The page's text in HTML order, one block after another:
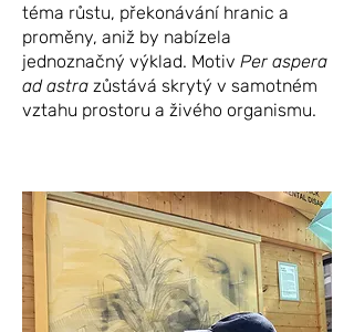
téma růstu, překonávání hranic a
proměny, aniž by nabízela
jednoznačný výklad. Motiv Per aspera
ad astra zůstává skrytý v samotném
vztahu prostoru a živého organismu.